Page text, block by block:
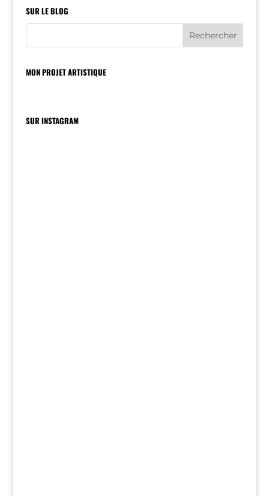
SUR LE BLOG
MON PROJET ARTISTIQUE
SUR INSTAGRAM